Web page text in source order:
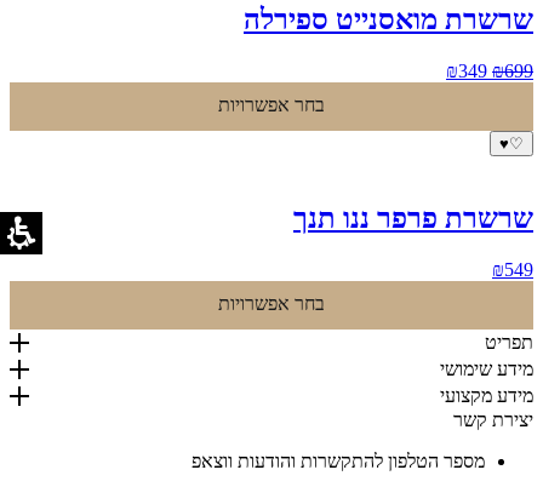
שרשרת מואסנייט ספירלה
₪699
המחיר
₪699.
₪349
₪349.
בחר אפשרויות
♡
♥
שרשרת פרפר ננו תנך
₪549
בחר אפשרויות
תפריט
מידע שימושי
מידע מקצועי
יצירת קשר
מספר הטלפון להתקשרות והודעות ווצאפ